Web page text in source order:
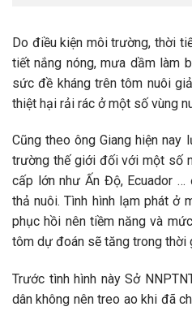
Do điều kiện môi trường, thời
tiết nắng nóng, mưa dầm làm
sức đề kháng trên tôm nuôi
thiệt hại rải rác ở một số vùng
Cũng theo ông Giang hiện nay
trường thế giới đối với một số
cấp lớn như Ấn Độ, Ecuador
thả nuôi. Tình hình lạm phát ở
phục hồi nên tiềm năng và
tôm dự đoán sẽ tăng trong thời
Trước tình hình này Sở
dân không nên treo ao khi đã